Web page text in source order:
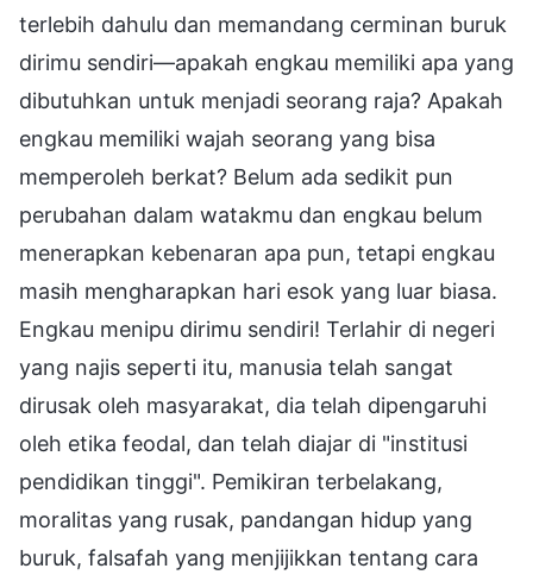
terlebih dahulu dan memandang cerminan buruk
dirimu sendiri—apakah engkau memiliki apa yang
dibutuhkan untuk menjadi seorang raja? Apakah
engkau memiliki wajah seorang yang bisa
memperoleh berkat? Belum ada sedikit pun
perubahan dalam watakmu dan engkau belum
menerapkan kebenaran apa pun, tetapi engkau
masih mengharapkan hari esok yang luar biasa.
Engkau menipu dirimu sendiri! Terlahir di negeri
yang najis seperti itu, manusia telah sangat
dirusak oleh masyarakat, dia telah dipengaruhi
oleh etika feodal, dan telah diajar di "institusi
pendidikan tinggi". Pemikiran terbelakang,
moralitas yang rusak, pandangan hidup yang
buruk, falsafah yang menjijikkan tentang cara